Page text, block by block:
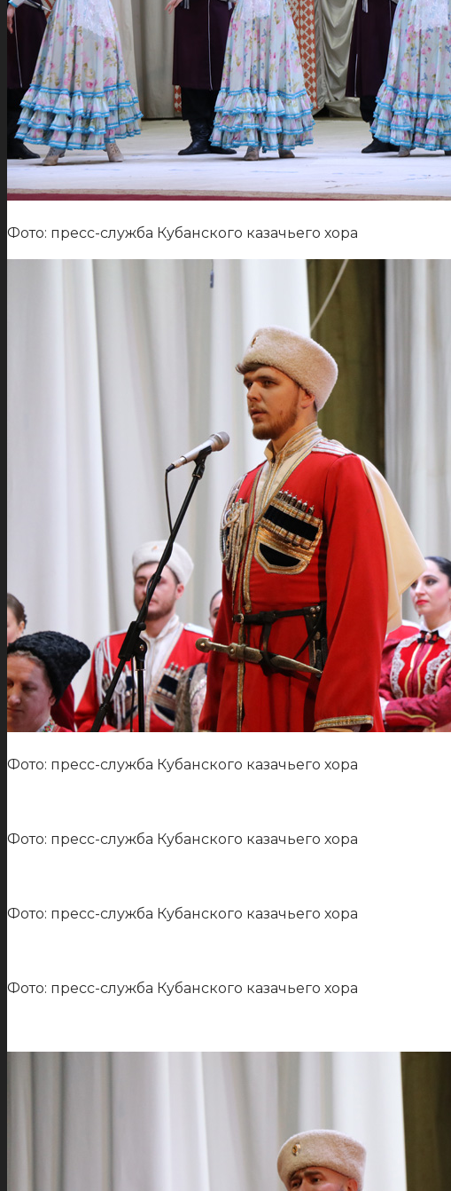
Фото: пресс-служба Кубанского казачьего хора
Фото: пресс-служба Кубанского казачьего хора
Фото: пресс-служба Кубанского казачьего хора
Фото: пресс-служба Кубанского казачьего хора
Фото: пресс-служба Кубанского казачьего хора